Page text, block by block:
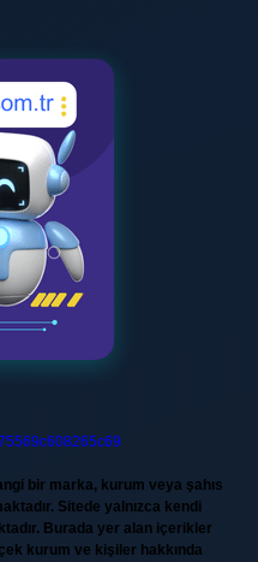
bir marka, kurum veya şahıs
Sitede yalnızca kendi
Burada yer alan içerikler
kurum ve kişiler hakkında